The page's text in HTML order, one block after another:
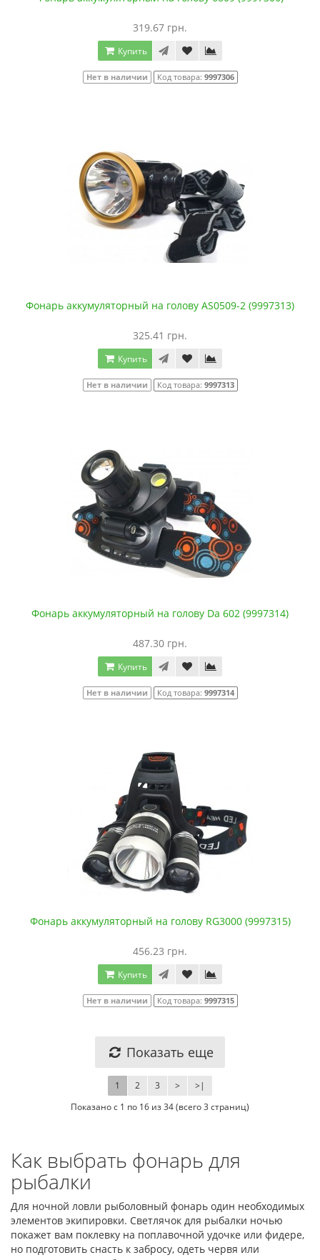
319.67 грн.
Купить
Нет в наличии Код товара: 9997306
Фонарь аккумуляторный на голову AS0509-2 (9997313)
325.41 грн.
Купить
Нет в наличии Код товара: 9997313
Фонарь аккумуляторный на голову Da 602 (9997314)
487.30 грн.
Купить
Нет в наличии Код товара: 9997314
Фонарь аккумуляторный на голову RG3000 (9997315)
456.23 грн.
Купить
Нет в наличии Код товара: 9997315
Показать еще
1 2 3 > >|
Показано с 1 по 16 из 34 (всего 3 страниц)
Как выбрать фонарь для
рыбалки
Для ночной ловли рыболовный фонарь один необходимых
элементов экипировки. Светлячок для рыбалки ночью
покажет вам поклевку на поплавочной удочке или фидере,
но подготовить снасть к забросу, одеть червя или